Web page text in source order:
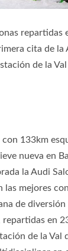
repartidas
cita de la
de la Val
con 133km
nueva en
la Audi
las mejores
de
repartidas en
de la Val